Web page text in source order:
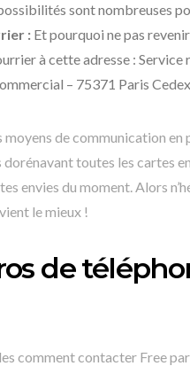
sont nombreuses
: Et pourquoi ne pas
à cette adresse :
– 75371 Paris
moyens de communication
dorénavant toutes les cartes
envies du moment. Alors
le mieux !
de
comment contacter Free